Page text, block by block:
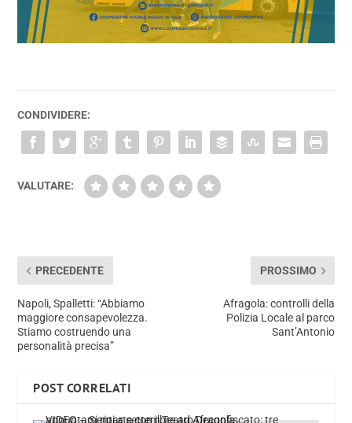
CONDIVIDERE:
VALUTARE:
PRECEDENTE
Napoli, Spalletti: “Abbiamo
maggiore consapevolezza.
Stiamo costruendo una
personalità precisa”
PROSSIMO
Afragola: controlli della
Polizia Locale al parco
Sant’Antonio
POST CORRELATI